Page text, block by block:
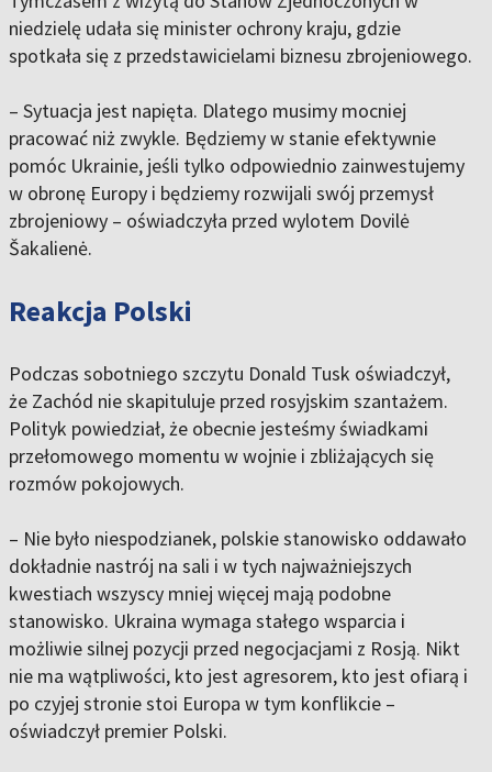
niedzielę udała się minister ochrony kraju, gdzie
spotkała się z przedstawicielami biznesu zbrojeniowego.
– Sytuacja jest napięta. Dlatego musimy mocniej
pracować niż zwykle. Będziemy w stanie efektywnie
pomóc Ukrainie, jeśli tylko odpowiednio zainwestujemy
w obronę Europy i będziemy rozwijali swój przemysł
zbrojeniowy – oświadczyła przed wylotem Dovilė
Šakalienė.
Reakcja Polski
Podczas sobotniego szczytu Donald Tusk oświadczył,
że Zachód nie skapituluje przed rosyjskim szantażem.
Polityk powiedział, że obecnie jesteśmy świadkami
przełomowego momentu w wojnie i zbliżających się
rozmów pokojowych.
– Nie było niespodzianek, polskie stanowisko oddawało
dokładnie nastrój na sali i w tych najważniejszych
kwestiach wszyscy mniej więcej mają podobne
stanowisko. Ukraina wymaga stałego wsparcia i
możliwie silnej pozycji przed negocjacjami z Rosją. Nikt
nie ma wątpliwości, kto jest agresorem, kto jest ofiarą i
po czyjej stronie stoi Europa w tym konflikcie –
oświadczył premier Polski.